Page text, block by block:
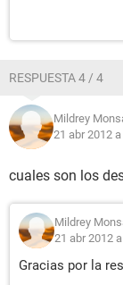
RESPUESTA 4 / 4
Mildrey
21 abr 2012
cuales son los
Mildrey
21 abr 2012
Gracias por la